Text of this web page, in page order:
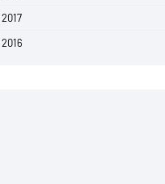
2017
2016